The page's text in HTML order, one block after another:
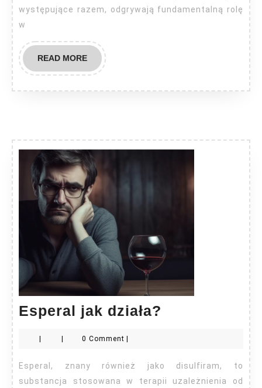
występujące razem, odgrywają fundamentalną rolę
w
READ MOREREAD
MORE
Esperal jak działa?
| | 0 Comment |
Esperal, znany również jako disulfiram, to
substancja stosowana w terapii uzależnienia od